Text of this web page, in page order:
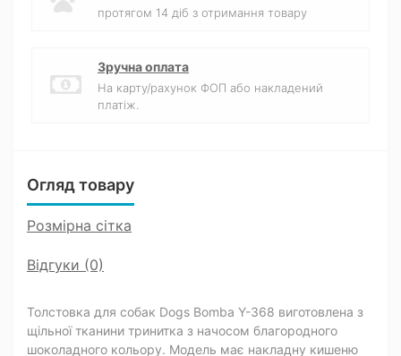
протягом 14 діб з отримання товару
Зручна оплата
На карту/рахунок ФОП або накладений
платіж.
Огляд товару
Розмірна сітка
Відгуки (0)
Толстовка для собак Dogs Bomba Y-368 виготовлена з
щільної тканини тринитка з начосом благородного
шоколадного кольору. Модель має накладну кишеню